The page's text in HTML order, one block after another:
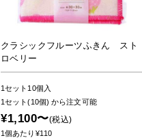
クラシックフルーツふきん スト
ロベリー
1セット10個入
1セット(10個)から注文可能
¥1,100〜(税込)
1個あたり¥110